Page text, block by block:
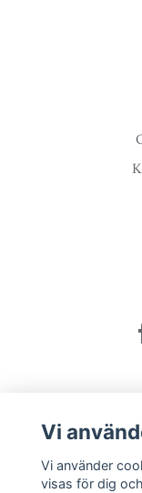
Vi
Vi använder
visas för dig